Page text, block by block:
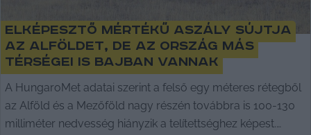
Elképesztő mértékű aszály sújtja
az Alföldet, de az ország más
térségei is bajban vannak
A HungaroMet adatai szerint a felső egy méteres rétegből
az Alföld és a Mezőföld nagy részén továbbra is 100-130
milliméter nedvesség hiányzik a telítettséghez képest.